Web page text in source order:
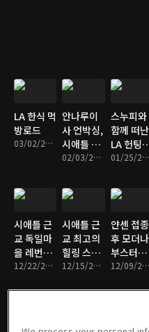
LA 한식 먹
방로드
03/02/2022 • 12분
안나루이
사 언박싱,
시애틀 아
파트 투어
02/03/2022 • 9분
스누피와
함께 떠난
LA 헌팅
비치
01/25/2022 • 15분
시애틀 근
교 독일마
을 레번워
스
12/22/2021 • 9분
시애틀 근
교 최고의
힐링 스팟
리조트 12/15/2021 • 11분
얀센 접종
후 모더나
부스터샷
부작용 후
12/09/2021 • 3분